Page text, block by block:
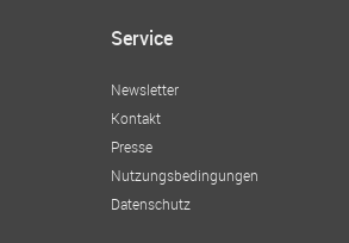
Service
Newsletter
Kontakt
Presse
Nutzungsbedingungen
Datenschutz